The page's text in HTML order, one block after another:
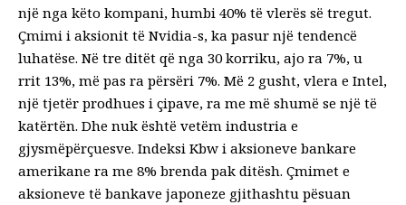
një nga këto kompani, humbi 40% të vlerës së tregut.
Çmimi i aksionit të Nvidia-s, ka pasur një tendencë
luhatëse. Në tre ditët që nga 30 korriku, ajo ra 7%, u
rrit 13%, më pas ra përsëri 7%. Më 2 gusht, vlera e Intel,
një tjetër prodhues i çipave, ra me më shumë se një të
katërtën. Dhe nuk është vetëm industria e
gjysmëpërçuesve. Indeksi Kbw i aksioneve bankare
amerikane ra me 8% brenda pak ditësh. Çmimet e
aksioneve të bankave japoneze gjithashtu pësuan